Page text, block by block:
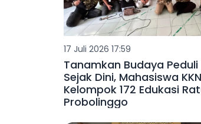
17 Juli 2026 17:59
Tanamkan Budaya
Sejak Dini, Mahasiswa
Kelompok 172 Edukasi
Probolinggo